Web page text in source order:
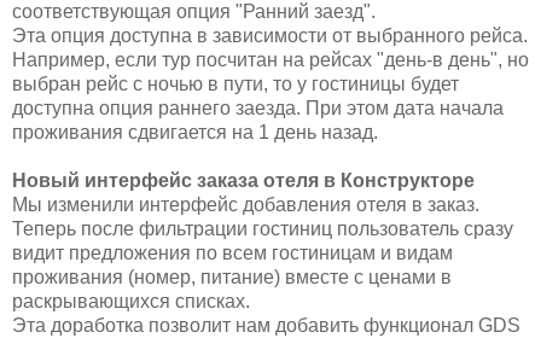
соответствующая опция "Ранний заезд".
Эта опция доступна в зависимости от выбранного рейса.
Например, если тур посчитан на рейсах "день-в день", но
выбран рейс с ночью в пути, то у гостиницы будет
доступна опция раннего заезда. При этом дата начала
проживания сдвигается на 1 день назад.
Новый интерфейс заказа отеля в Конструкторе
Мы изменили интерфейс добавления отеля в заказ.
Теперь после фильтрации гостиниц пользователь сразу
видит предложения по всем гостиницам и видам
проживания (номер, питание) вместе с ценами в
раскрывающихся списках.
Эта доработка позволит нам добавить функционал GDS